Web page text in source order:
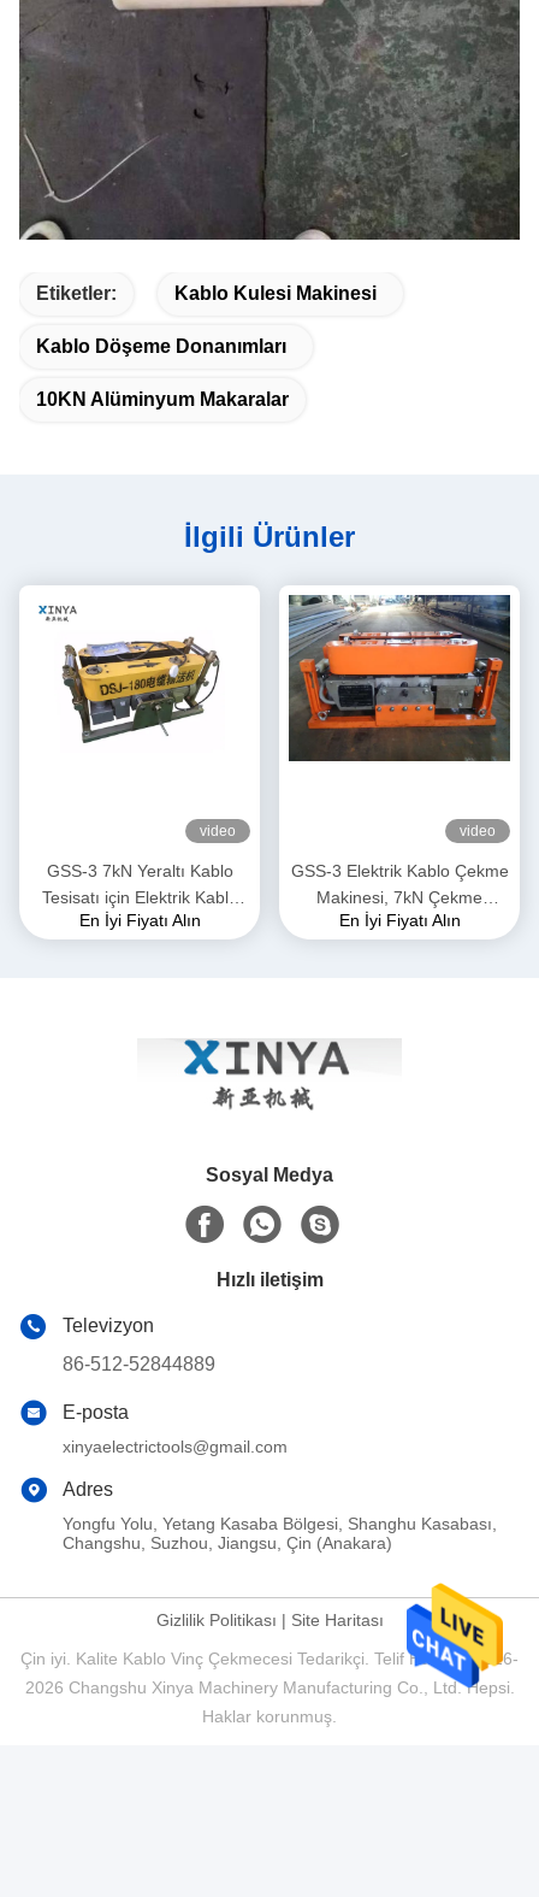
Etiketler: Kablo Kulesi Makinesi
Kablo Döşeme Donanımları
10KN Alüminyum Makaralar
İlgili Ürünler
video
GSS-3 7kN Yeraltı Kablo
Tesisatı için Elektrik Kablo
Konveyörü
En İyi Fiyatı Alın
video
GSS-3 Elektrik Kablo Çekme
Makinesi, 7kN Çekme
Kuvveti, CE Sertifikalı &
En İyi Fiyatı Alın
Sosyal Medya
Hızlı iletişim
Televizyon
86-512-52844889
E-posta
xinyaelectrictools@gmail.com
Adres
Yongfu Yolu, Yetang Kasaba Bölgesi, Shanghu Kasabası,
Changshu, Suzhou, Jiangsu, Çin (Anakara)
Gizlilik Politikası | Site Haritası
Çin iyi. Kalite Kablo Vinç Çekmecesi Tedarikçi. Telif Hakkı © 2016-
2026 Changshu Xinya Machinery Manufacturing Co., Ltd. Hepsi.
Haklar korunmuş.